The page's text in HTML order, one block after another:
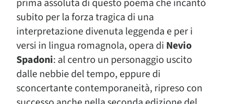
prima assoluta di questo poema che incantò
subito per la forza tragica di una
interpretazione divenuta leggenda e per i
versi in lingua romagnola, opera di Nevio
Spadoni: al centro un personaggio uscito
dalle nebbie del tempo, eppure di
sconcertante contemporaneità, ripreso con